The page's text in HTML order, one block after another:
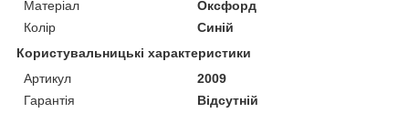
Матеріал
Оксфорд
Колір
Синій
Користувальницькі характеристики
Артикул
2009
Гарантія
Відсутній